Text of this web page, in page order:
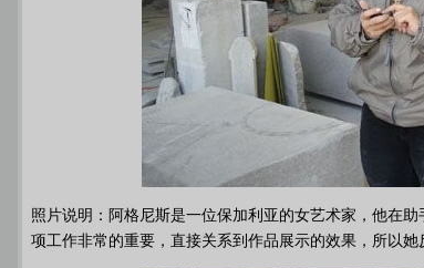
照片说明：阿格尼斯是一位保加利亚的女艺术家，他在
项工作非常的重要，直接关系到作品展示的效果，所以她